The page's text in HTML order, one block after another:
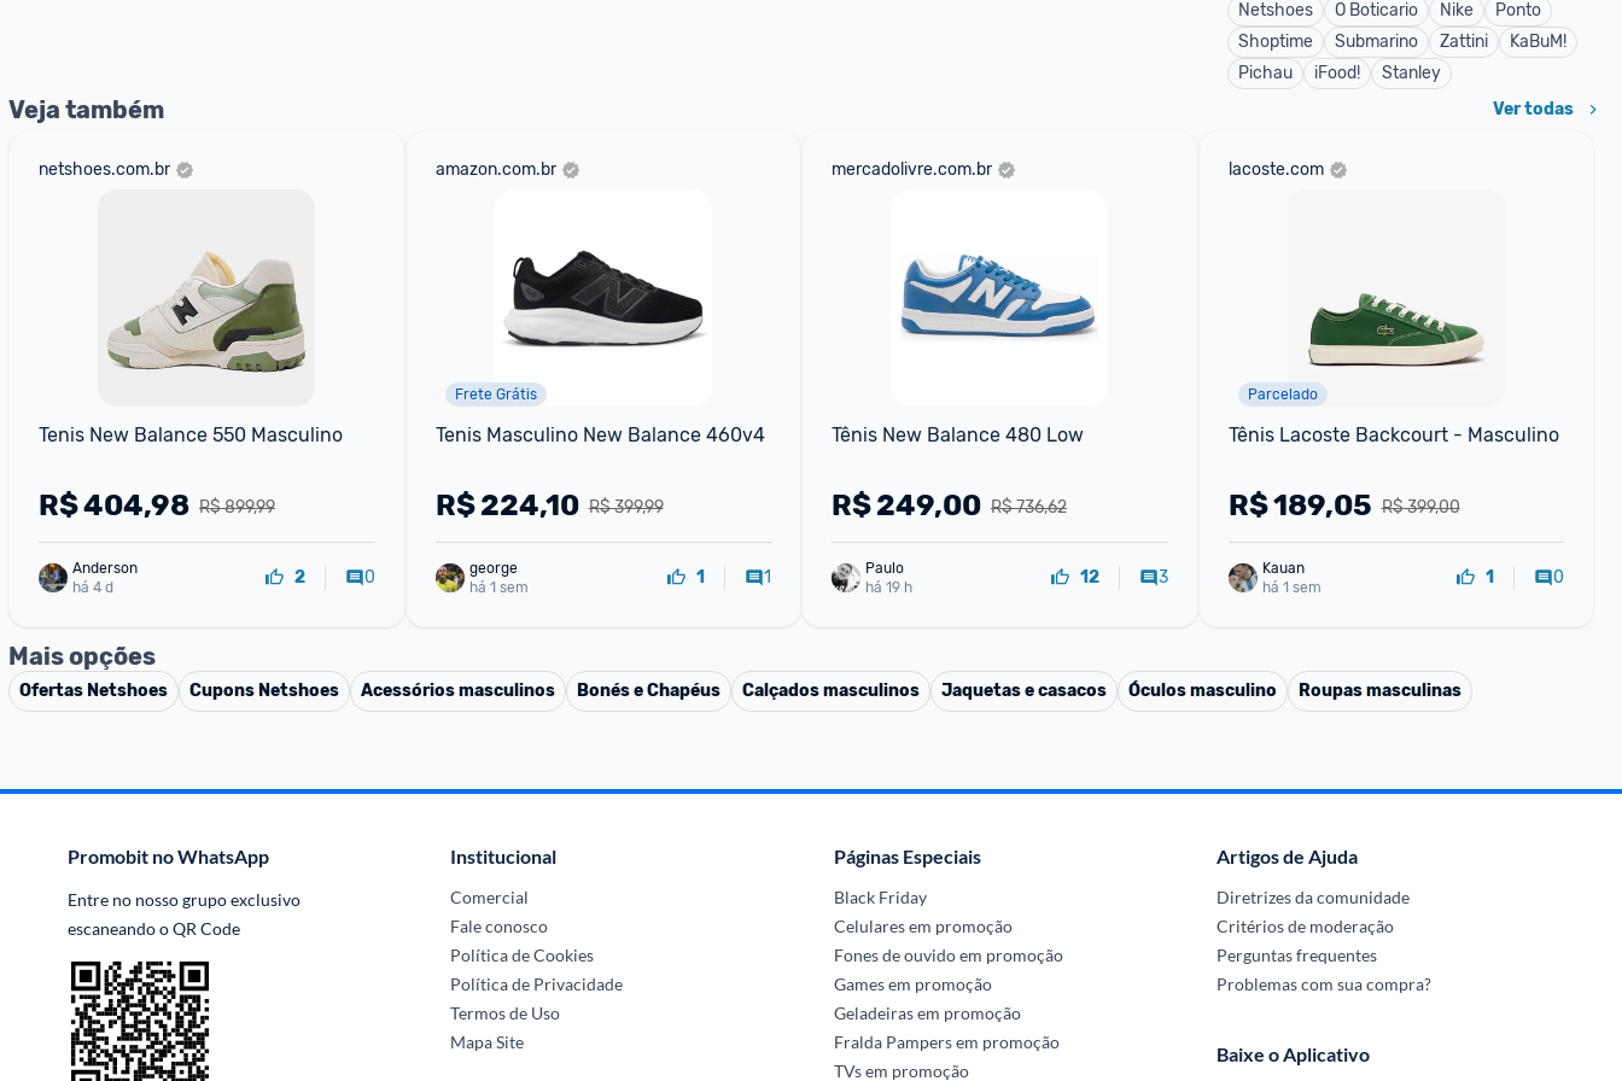
Netshoes
O Boticario Nike
Ponto
Shoptime
Submarino Zattini
KaBuM!
Pichau
iFood! Stanley
Veja também Ver todas
netshoes.com.br
Tenis New Balance 550 Masculino
R$ 899,99
R$404,98
Anderson
há 4 d
2 0
amazon.com.br
Frete Grátis
Tenis Masculino New Balance 460v4
R$ 399,99
R$224,10
george
há 1 sem
1 1
mercadolivre.com.br
Tênis New Balance 480 Low
R$ 736,62
R$249,00
Paulo
há 19 h
12 3
lacoste.com
Parcelado
Tênis Lacoste Backcourt - Masculino
R$ 399,00
R$189,05
Kauan
há 1 sem
1 0
Mais opções
Ofertas Netshoes Cupons Netshoes Acessórios masculinos Bonés e Chapéus Calçados masculinos Jaquetas e casacos Óculos masculino Roupas masculinas
Promobit no WhatsApp
Entre no nosso grupo exclusivo
escaneando o QR Code
Institucional
Comercial
Fale conosco
Política de Cookies
Política de Privacidade
Termos de Uso
Mapa Site
Páginas Especiais
Black Friday
Celulares em promoção
Fones de ouvido em promoção
Games em promoção
Geladeiras em promoção
Fralda Pampers em promoção
TVs em promoção
Artigos de Ajuda
Diretrizes da comunidade
Critérios de moderação
Perguntas frequentes
Problemas com sua compra?
Baixe o Aplicativo